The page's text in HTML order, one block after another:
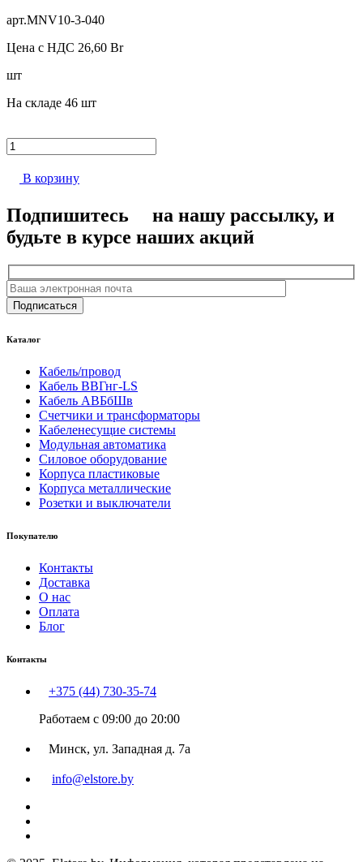
арт.MNV10-3-040
Цена с НДС 26,60 Br
шт
На складе 46 шт
В корзину
Подпишитесь
на нашу рассылку, и
будьте в курсе наших акций
Подписаться
Каталог
Кабель/провод
Кабель ВВГнг-LS
Кабель АВБбШв
Счетчики и трансформаторы
Кабеленесущие системы
Модульная автоматика
Силовое оборудование
Корпуса пластиковые
Корпуса металлические
Розетки и выключатели
Покупателю
Контакты
Доставка
О нас
Оплата
Блог
Контакты
+375 (44) 730-35-74
Работаем с 09:00 до 20:00
Минск, ул. Западная д. 7а
info@elstore.by